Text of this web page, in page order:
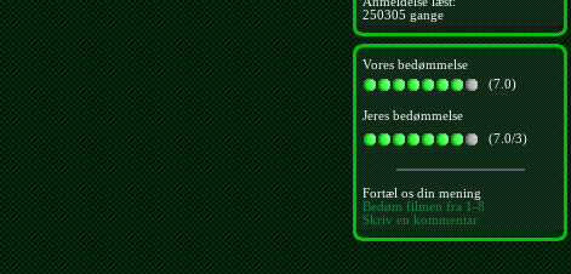
250305 gange
Vores bedømmelse
(7.0)
Jeres bedømmelse
(7.0/3)
Fortæl os din mening
Bedøm filmen fra 1-8
Skriv en kommentar